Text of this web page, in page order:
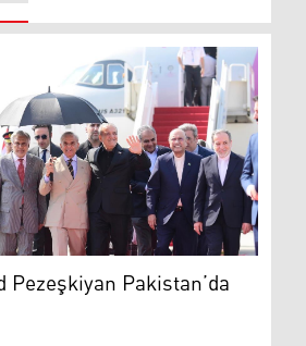
yeniden başlıyor
Pakistan’da
Pezeşkiyan Pakistan’da